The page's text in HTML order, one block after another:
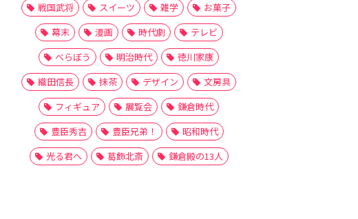
戦国武将
スイーツ 雑学
お菓子
幕末
漫画 時代劇
テレビ
べらぼう
明治時代
徳川家康
織田信長
抹茶 デザイン
文房具
フィギュア
展覧会
鎌倉時代
豊臣秀吉
豊臣兄弟！
昭和時代
光る君へ
葛飾北斎 鎌倉殿の13人